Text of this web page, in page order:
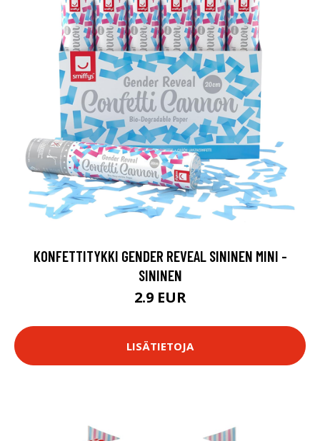
KONFETTITYKKI GENDER REVEAL SININEN MINI -
SININEN
2.9 EUR
LISÄTIETOJA